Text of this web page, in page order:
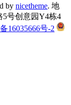
by nicetheme. 地
号创意园Y4栋4
16035666号-2